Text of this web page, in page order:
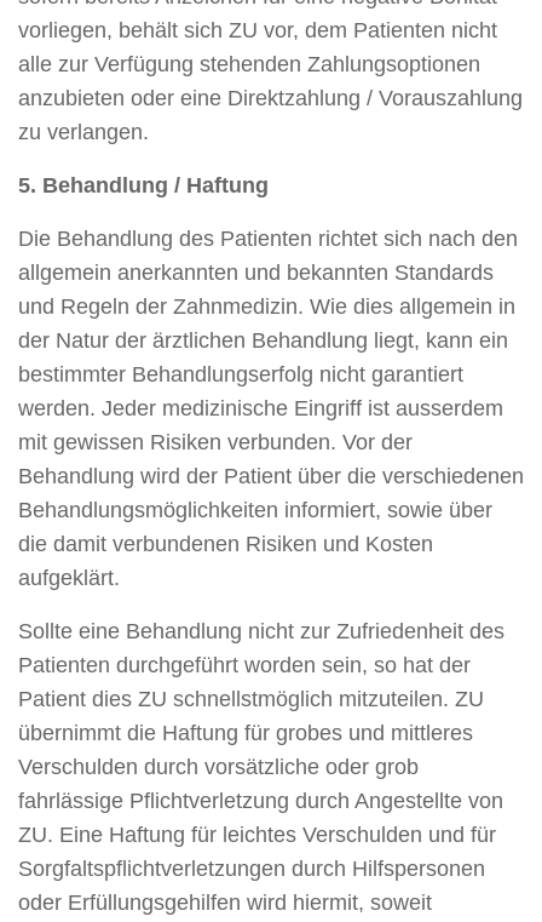
vorliegen, behält sich ZU vor, dem Patienten nicht
alle zur Verfügung stehenden Zahlungsoptionen
anzubieten oder eine Direktzahlung / Vorauszahlung
zu verlangen.
5. Behandlung / Haftung
Die Behandlung des Patienten richtet sich nach den
allgemein anerkannten und bekannten Standards
und Regeln der Zahnmedizin. Wie dies allgemein in
der Natur der ärztlichen Behandlung liegt, kann ein
bestimmter Behandlungserfolg nicht garantiert
werden. Jeder medizinische Eingriff ist ausserdem
mit gewissen Risiken verbunden. Vor der
Behandlung wird der Patient über die verschiedenen
Behandlungsmöglichkeiten informiert, sowie über
die damit verbundenen Risiken und Kosten
aufgeklärt.
Sollte eine Behandlung nicht zur Zufriedenheit des
Patienten durchgeführt worden sein, so hat der
Patient dies ZU schnellstmöglich mitzuteilen. ZU
übernimmt die Haftung für grobes und mittleres
Verschulden durch vorsätzliche oder grob
fahrlässige Pflichtverletzung durch Angestellte von
ZU. Eine Haftung für leichtes Verschulden und für
Sorgfaltspflichtverletzungen durch Hilfspersonen
oder Erfüllungsgehilfen wird hiermit, soweit